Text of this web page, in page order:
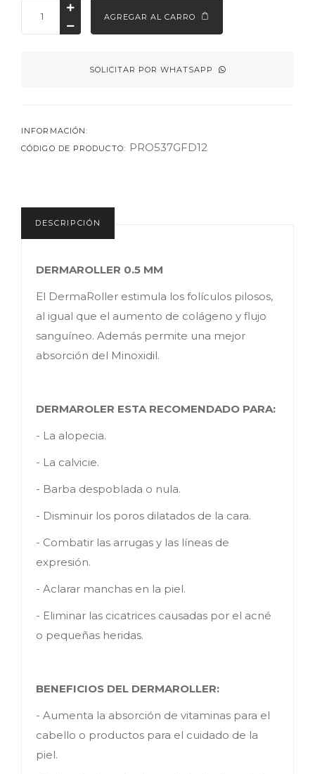
AGREGAR AL CARRO
SOLICITAR POR WHATSAPP
INFORMACIÓN:
CÓDIGO DE PRODUCTO: PRO537GFD12
DESCRIPCIÓN
DERMAROLLER 0.5 MM
El DermaRoller estimula los folículos pilosos,
al igual que el aumento de colágeno y flujo
sanguíneo. Además permite una mejor
absorción del Minoxidil.
DERMAROLER ESTA RECOMENDADO PARA:
- La alopecia.
- La calvicie.
- Barba despoblada o nula.
- Disminuir los poros dilatados de la cara.
- Combatir las arrugas y las líneas de
expresión.
- Aclarar manchas en la piel.
- Eliminar las cicatrices causadas por el acné
o pequeñas heridas.
BENEFICIOS DEL DERMAROLLER:
- Aumenta la absorción de vitaminas para el
cabello o productos para el cuidado de la
piel.